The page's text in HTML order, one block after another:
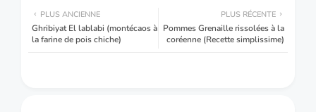
PLUS RÉCENTE
Pommes Grenaille rissolées à la
coréenne (Recette simplissime)
PLUS ANCIENNE
Ghribiyat El lablabi (montécaos à
la farine de pois chiche)